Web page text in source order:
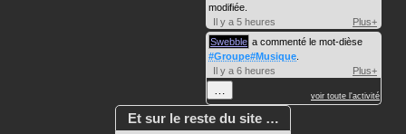
modifiée.
Il y a 5 heures
Plus+
Swebble a commenté le mot-dièse
#Groupe#Musique
Il y a 6 heures
Plus+
voir toute l'activité
Et sur le reste du site …